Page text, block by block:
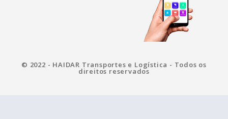
© 2022 - HAIDAR Transportes e Logística - Todos os
direitos reservados